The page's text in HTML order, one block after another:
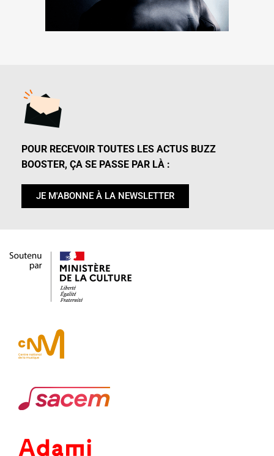
POUR RECEVOIR TOUTES LES ACTUS BUZZ
BOOSTER, ÇA SE PASSE PAR LÀ :
JE M'ABONNE À LA NEWSLETTER